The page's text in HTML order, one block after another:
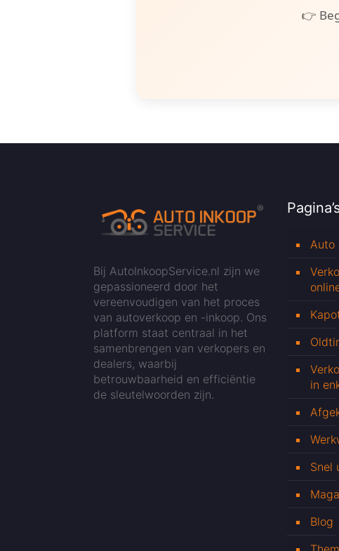
👉
Bij AutoInkoopService.nl zijn we
gepassioneerd door het
vereenvoudigen van het proces
van autoverkoop en -inkoop. Ons
platform staat centraal in het
samenbrengen van verkopers en
dealers, waarbij
betrouwbaarheid en efficiëntie
de sleutelwoorden zijn.
Auto
in
Snel
Blog